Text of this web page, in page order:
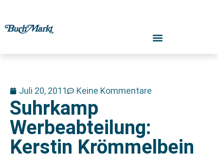
Juli 20, 2011 Keine Kommentare
Suhrkamp
Werbeabteilung:
Kerstin Krömmelbein